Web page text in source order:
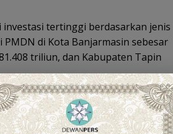
investasi tertinggi berdasarkan jenis
PMDN di Kota Banjarmasin sebesar
triliun, dan Kabupaten Tapin
mencapai Rp3.699.978 triliun,
Balangan Rp356.495 miliar.